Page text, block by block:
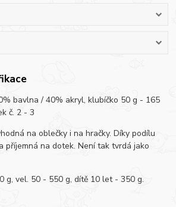
bavlna / 40% akryl, klubíčko 50 g - 165
č. 2 - 3
na oblečky i na hračky. Díky podílu
příjemná na dotek. Není tak tvrdá jako
g, vel. 50 - 550 g, dítě 10 let - 350 g.